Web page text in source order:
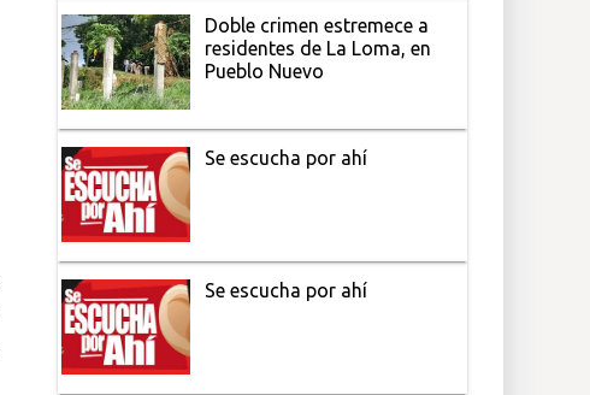
Doble crimen estremece a
residentes de La Loma, en
Pueblo Nuevo
Se escucha por ahí
Se escucha por ahí